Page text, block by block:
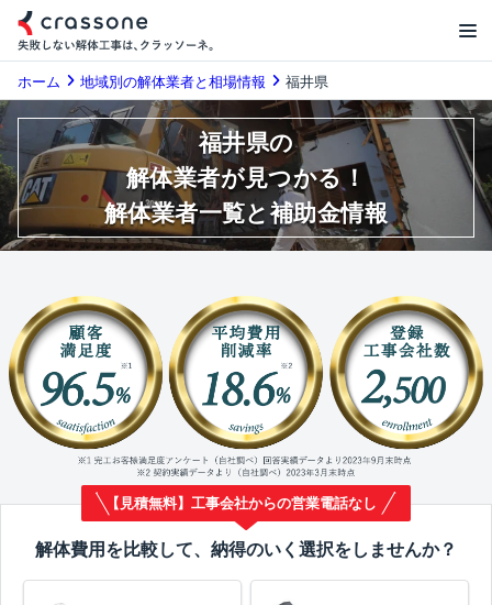
ホーム 地域別の解体業者と相場情報 福井県
福井県の
解体業者が見つかる！
解体業者一覧と補助金情報
【見積無料】工事会社からの営業電話なし
解体費用を比較して、納得のいく選択をしませんか？